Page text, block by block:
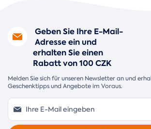
Geben Sie Ihre E-Mail-
Adresse ein und
erhalten Sie einen
Rabatt von 100 CZK
Melden Sie sich für unseren Newsletter an und
Geschenktipps und Angebote im Voraus.